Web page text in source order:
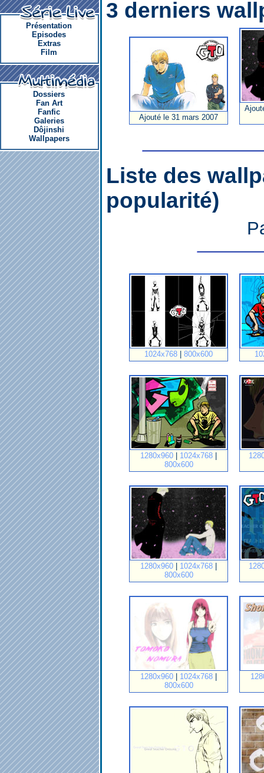
Présentation
Episodes
Extras
Film
Dossiers
Fan Art
Fanfic
Galeries
Dôjinshi
Wallpapers
3 derniers
Ajouté le 31 mars 2007
Liste des
popularité)
1024x768 |800x600
1280x960 1024x768
800x600
1280x960 1024x768
800x600
1280x960 1024x768
800x600